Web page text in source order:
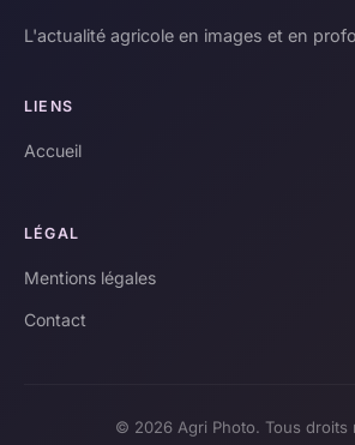
L'actualité agricole en images et en
LIENS
Accueil
LÉGAL
Mentions légales
Contact
© 2026 Agri Photo. Tous droits